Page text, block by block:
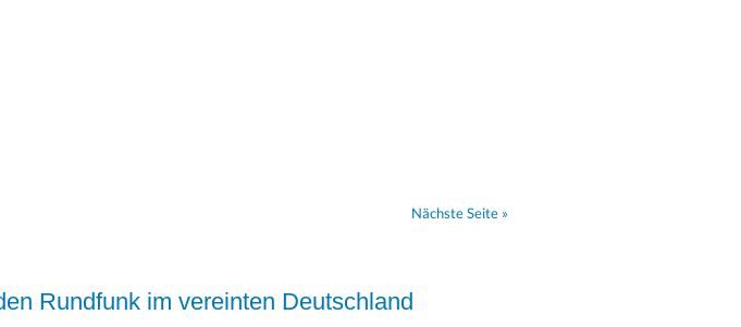
Nächste Seite »
Rundfunk im vereinten Deutschland